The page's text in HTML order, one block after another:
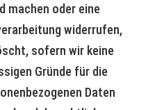
machen oder eine
widerrufen,
sofern wir keine
Gründe für die
Daten